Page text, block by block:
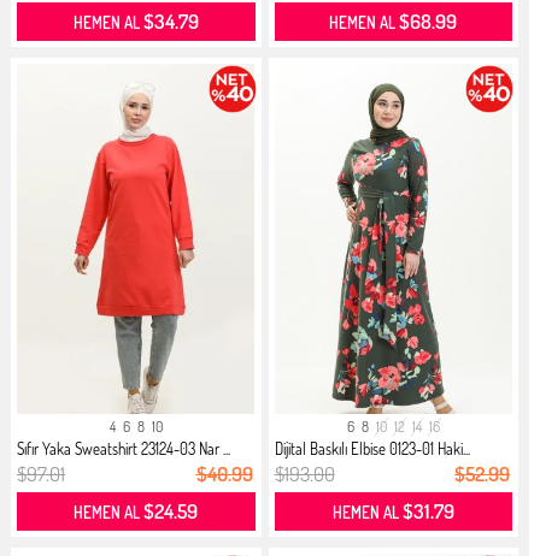
HEMEN AL$34.79 HEMEN AL$68.99
4 6 8 10
Sıfır Yaka Sweatshirt 23124-03 Nar ...
$97.01 $40.99
HEMEN AL$24.59
6 8 10 12 14 16
Dijital Baskılı Elbise 0123-01 Haki...
$193.00 $52.99
HEMEN AL$31.79